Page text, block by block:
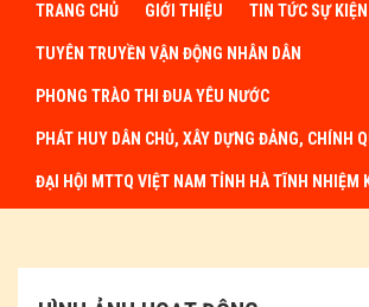
TRANG CHỦ GIỚI THIỆU TIN TỨC SỰ KIỆN
TUYÊN TRUYỀN VẬN ĐỘNG NHÂN DÂN
PHONG TRÀO THI ĐUA YÊU NƯỚC
PHÁT HUY DÂN CHỦ, XÂY DỰNG ĐẢNG, CHÍNH
ĐẠI HỘI MTTQ VIỆT NAM TỈNH HÀ TĨNH NHIỆM